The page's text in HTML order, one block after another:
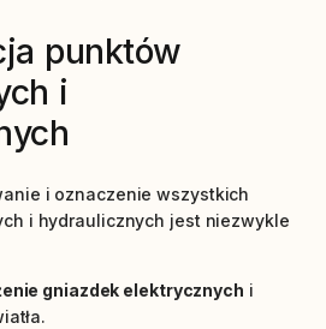
punktów
i
i oznaczenie wszystkich
i hydraulicznych jest niezwykle
gniazdek elektrycznych i